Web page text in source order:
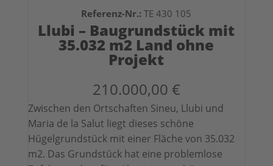
Referenz-Nr.: TE 430 105
Llubi – Baugrundstück mit
35.032 m2 Land ohne
Projekt
210.000,00 €
Zwischen den Ortschaften Sineu, Llubi und
Maria de la Salut liegt dieses schöne
Hügelgrundstück mit einer Fläche von 35.032
m2. Das Grundstück hat eine problemlose